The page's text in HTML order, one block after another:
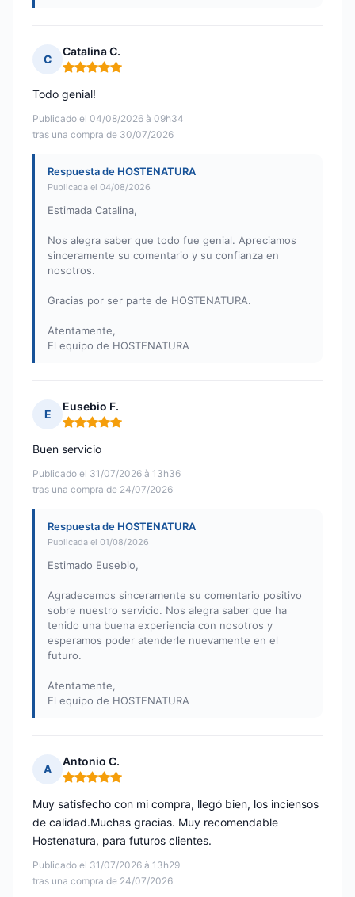
C
Catalina C.
Nota: 5 de 5
Publicado el 04/08/2026 à 09h34
tras una compra de 30/07/2026
Todo genial!
Respuesta de HOSTENATURA
Publicada el 04/08/2026
Estimada Catalina,
Nos alegra saber que todo fue genial. Apreciamos
sinceramente su comentario y su confianza en
nosotros.
Gracias por ser parte de HOSTENATURA.
Atentamente,
El equipo de HOSTENATURA
E
Eusebio F.
Nota: 5 de 5
Publicado el 31/07/2026 à 13h36
tras una compra de 24/07/2026
Buen servicio
Respuesta de HOSTENATURA
Publicada el 01/08/2026
Estimado Eusebio,
Agradecemos sinceramente su comentario positivo
sobre nuestro servicio. Nos alegra saber que ha
tenido una buena experiencia con nosotros y
esperamos poder atenderle nuevamente en el
futuro.
Atentamente,
El equipo de HOSTENATURA
A
Antonio C.
Nota: 5 de 5
Publicado el 31/07/2026 à 13h29
tras una compra de 24/07/2026
Muy satisfecho con mi compra, llegó bien, los inciensos
de calidad.Muchas gracias. Muy recomendable
Hostenatura, para futuros clientes.